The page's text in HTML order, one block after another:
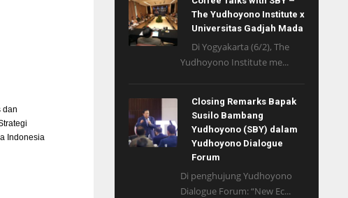
dan
Indonesia
The Yudhoyono Institute x
Universitas Gadjah Mada
Di Yogyakarta (6/2), The
Yudhoyono Institute me...
Closing Remarks Bapak
Susilo Bambang
Yudhoyono (SBY) dalam
Yudhoyono Dialogue
Forum
Di penghujung Yudhoyono
Dialogue Forum: “New Ec...